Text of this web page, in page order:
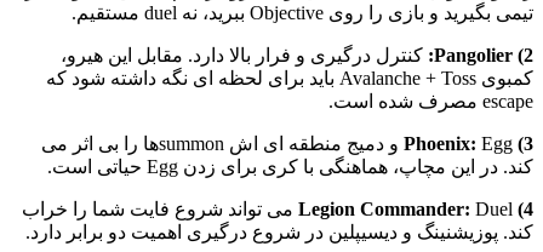
تیمی بگیرید و بازی را روی Objective ببرید، نه duel مستقیم.
2) Pangolier:
کنترل درگیری و فرار بالا دارد. مقابل این هیرو،
کمبوی Avalanche + Toss باید برای لحظه ای نگه داشته شود که
escape مصرف شده است.
3) Phoenix:
Egg و دمیج منطقه ای اش summonها را بی اثر می
کند. در این مچاپ، هماهنگی با کری برای زدن Egg حیاتی است.
4) Legion Commander:
Duel می تواند شروع فایت شما را خراب
کند. پوزیشنینگ و دیسیپلین در شروع درگیری اهمیت دو برابر دارد.